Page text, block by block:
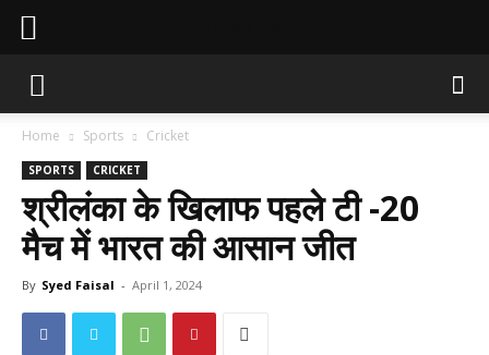
Home Sports Cricket
SPORTS CRICKET
श्रीलंका के खिलाफ पहले टी -20
मैच में भारत की आसान जीत
By Syed Faisal - April 1, 2024